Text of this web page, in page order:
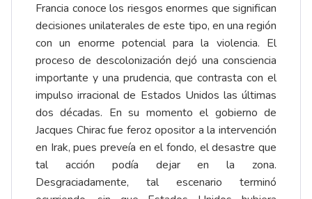
Francia conoce los riesgos enormes que significan
decisiones unilaterales de este tipo, en una región
con un enorme potencial para la violencia. El
proceso de descolonización dejó una consciencia
importante y una prudencia, que contrasta con el
impulso irracional de Estados Unidos las últimas
dos décadas. En su momento el gobierno de
Jacques Chirac fue feroz opositor a la intervención
en Irak, pues preveía en el fondo, el desastre que
tal acción podía dejar en la zona.
Desgraciadamente, tal escenario terminó